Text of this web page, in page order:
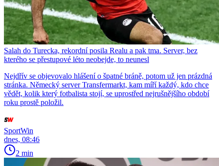
Salah do Turecka, rekordní posila Realu a pak tma. Server, bez
kterého se přestupové léto neobejde, to neunesl
Nejdřív se objevovalo hlášení o špatné bráně, potom už jen prázdná
stránka. Německý server Transfermarkt, kam míří každý, kdo chce
vědět, kolik který fotbalista stojí, se uprostřed nejrušnějšího období
roku prostě položil.
SportWin
dnes, 08:46
2 min